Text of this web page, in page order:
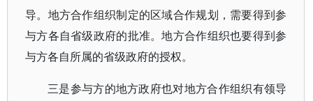
导。地方合作组织制定的区域合作规划，需要得到参
与方各自省级政府的批准。地方合作组织也要得到参
与方各自所属的省级政府的授权。
三是参与方的地方政府也对地方合作组织有领导